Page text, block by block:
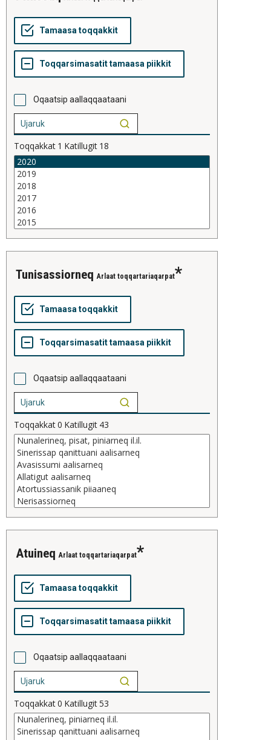
Oqaatsip aallaqqaataani
Toqqakkat 1 Katillugit 18
tunisassiorneq Arlaat toqqartariaqarpat
Oqaatsip aallaqqaataani
Toqqakkat0 Katillugit 43
atuineq Arlaat toqqartariaqarpat
Oqaatsip aallaqqaataani
Toqqakkat0 Katillugit53